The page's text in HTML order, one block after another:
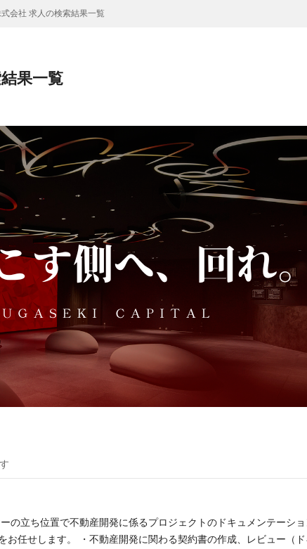
会社 求人の検索結果一覧
果一覧
の立ち位置で不動産開発に係るプロジェクトのドキュメンテーシ
お任せします。 ・不動産開発に関わる契約書の作成、レビュー（